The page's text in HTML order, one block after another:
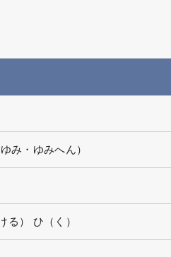
み・ゆみへん）
る） ひ（く）